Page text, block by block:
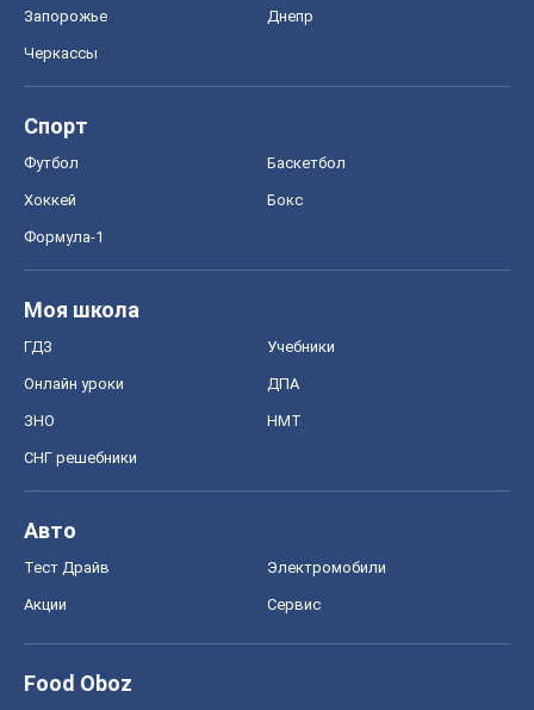
Запорожье Днепр
Черкассы
Спорт
Футбол Баскетбол
Хоккей Бокс
Формула-1
Моя школа
ГДЗ Учебники
Онлайн уроки ДПА
ЗНО НМТ
СНГ решебники
Авто
Тест Драйв Электромобили
Акции Сервис
Food Oboz